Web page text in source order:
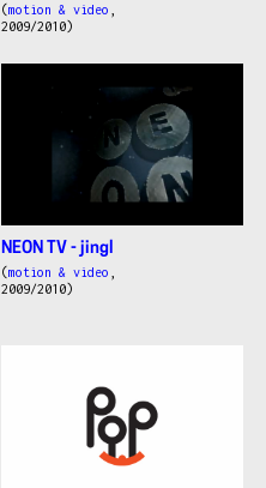
(motion & video
2009/2010)
NEON TV - jingl
(motion & video
2009/2010)